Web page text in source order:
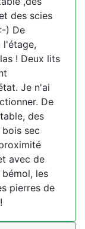
des scies
) De
l'étage,
! Deux lits
Je n'ai
De
des
sec
avec de
les
pierres de